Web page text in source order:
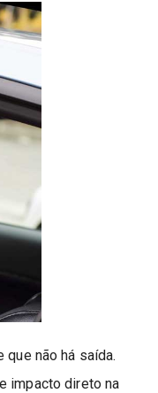
não há saída.
impacto direto na